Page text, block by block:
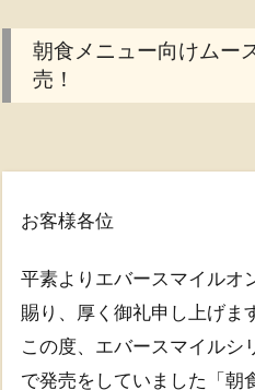
朝食メニュー向けムー
売！
お客様各位
平素よりエバースマイルオ
賜り、厚く御礼申し上げま
この度、エバースマイルシ
で発売をしていました「朝